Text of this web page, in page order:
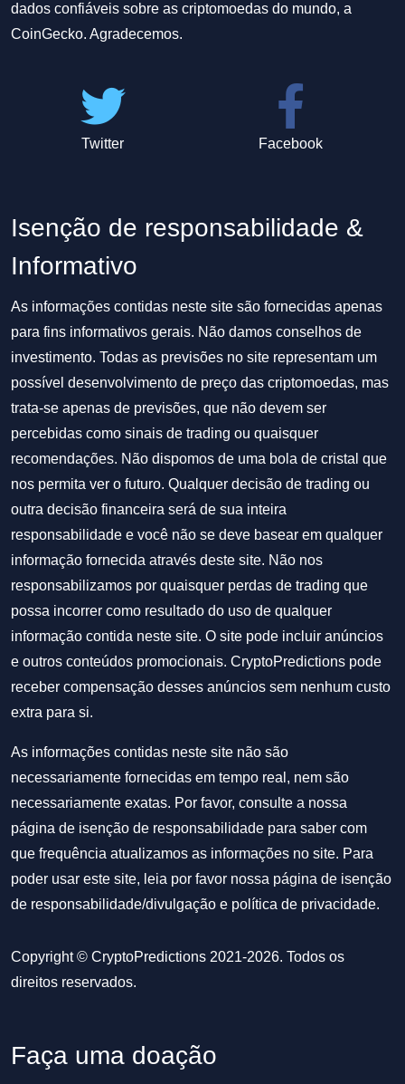
dados confiáveis sobre as criptomoedas do mundo, a
CoinGecko. Agradecemos.
Twitter Facebook
Isenção de responsabilidade &
Informativo
As informações contidas neste site são fornecidas apenas
para fins informativos gerais. Não damos conselhos de
investimento. Todas as previsões no site representam um
possível desenvolvimento de preço das criptomoedas, mas
trata-se apenas de previsões, que não devem ser
percebidas como sinais de trading ou quaisquer
recomendações. Não dispomos de uma bola de cristal que
nos permita ver o futuro. Qualquer decisão de trading ou
outra decisão financeira será de sua inteira
responsabilidade e você não se deve basear em qualquer
informação fornecida através deste site. Não nos
responsabilizamos por quaisquer perdas de trading que
possa incorrer como resultado do uso de qualquer
informação contida neste site. O site pode incluir anúncios
e outros conteúdos promocionais. CryptoPredictions pode
receber compensação desses anúncios sem nenhum custo
extra para si.
As informações contidas neste site não são
necessariamente fornecidas em tempo real, nem são
necessariamente exatas. Por favor, consulte a nossa
página de isenção de responsabilidade para saber com
que frequência atualizamos as informações no site. Para
poder usar este site, leia por favor nossa página de isenção
de responsabilidade/divulgação e política de privacidade.
Copyright © CryptoPredictions 2021-2026. Todos os
direitos reservados.
Faça uma doação